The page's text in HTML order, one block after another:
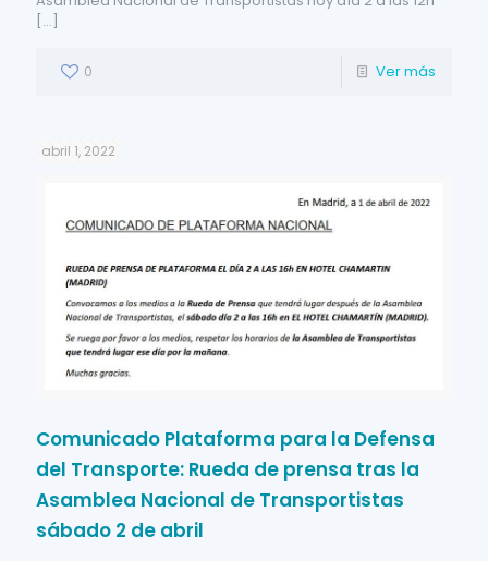
[…]
0 Ver más
abril 1, 2022
Comunicado Plataforma para la Defensa
del Transporte: Rueda de prensa tras la
Asamblea Nacional de Transportistas
sábado 2 de abril